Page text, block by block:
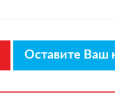
Оставите Ваш